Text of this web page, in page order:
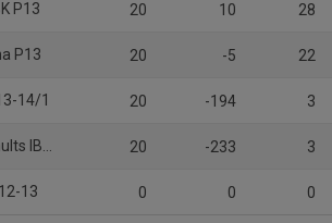
P13 20 10 28
P13 20 -5 22
14/1 20 -194 3
P13-14 20 -233 3
13 0 0 0